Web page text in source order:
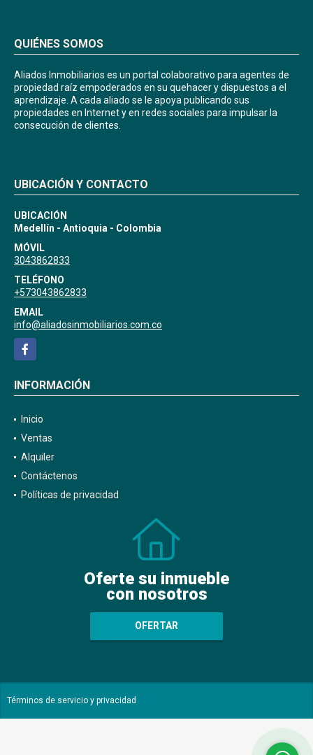
QUIÉNES SOMOS
Aliados Inmobiliarios es un portal colaborativo para agentes de
propiedad raíz empoderados en su quehacer y dispuestos a el
aprendizaje. A cada aliado se le apoya publicando sus
propiedades en Internet y en redes sociales para impulsar la
consecución de clientes.
UBICACIÓN Y CONTACTO
UBICACIÓN
Medellín - Antioquia - Colombia
MÓVIL
3043862833
TELÉFONO
+573043862833
EMAIL
info@aliadosinmobiliarios.com.co
Facebook
INFORMACIÓN
Inicio
Ventas
Alquiler
Contáctenos
Políticas de privacidad
Oferte su inmueble
con nosotros
OFERTAR
Términos de servicio y privacidad